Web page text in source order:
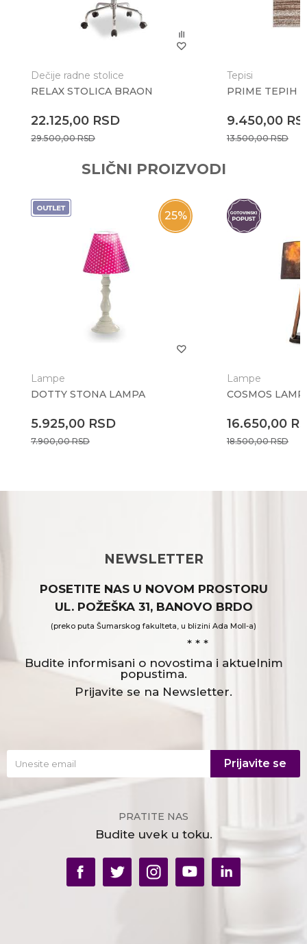
Dečije radne stolice
RELAX STOLICA BRAON
22.125,00 RSD
29.500,00RSD
Tepisi
PRIME TEPIH
9.450,00
13.500,00RSD
SLIČNI PROIZVODI
25%
Lampe
DOTTY STONA LAMPA
5.925,00 RSD
7.900,00RSD
Lampe
COSMOS
16.650,00
18.500,00RSD
NEWSLETTER
POSETITE NAS U NOVOM PROSTORU
UL. POŽEŠKA 31, BANOVO BRDO
(preko puta Šumarskog fakulteta, u blizini Ada Moll-a)
* * *
Budite informisani o novostima i aktuelnim
popustima.
Prijavite se na Newsletter.
Prijavite se
PRATITE NAS
Budite uvek u toku.